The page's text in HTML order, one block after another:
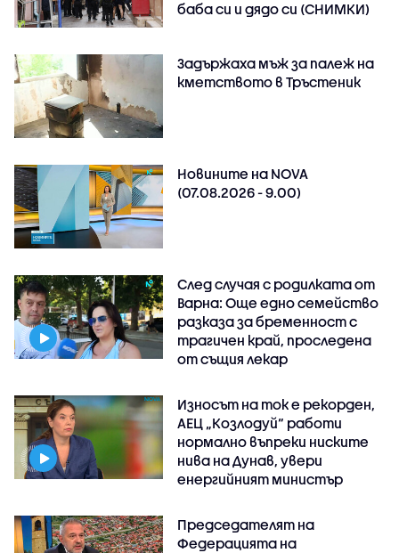
баба си и дядо си (СНИМКИ)
Задържаха мъж за палеж на
кметството в Тръстеник
Новините на NOVA
(07.08.2026 - 9.00)
След случая с родилката от
Варна: Още едно семейство
разказа за бременност с
трагичен край, проследена
от същия лекар
Износът на ток е рекорден,
АЕЦ „Козлодуй“ работи
нормално въпреки ниските
нива на Дунав, увери
енергийният министър
Председателят на
Федерацията на